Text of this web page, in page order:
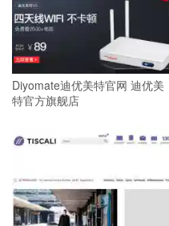
Diyomate迪优美特官网 迪优美
特官方旗舰店